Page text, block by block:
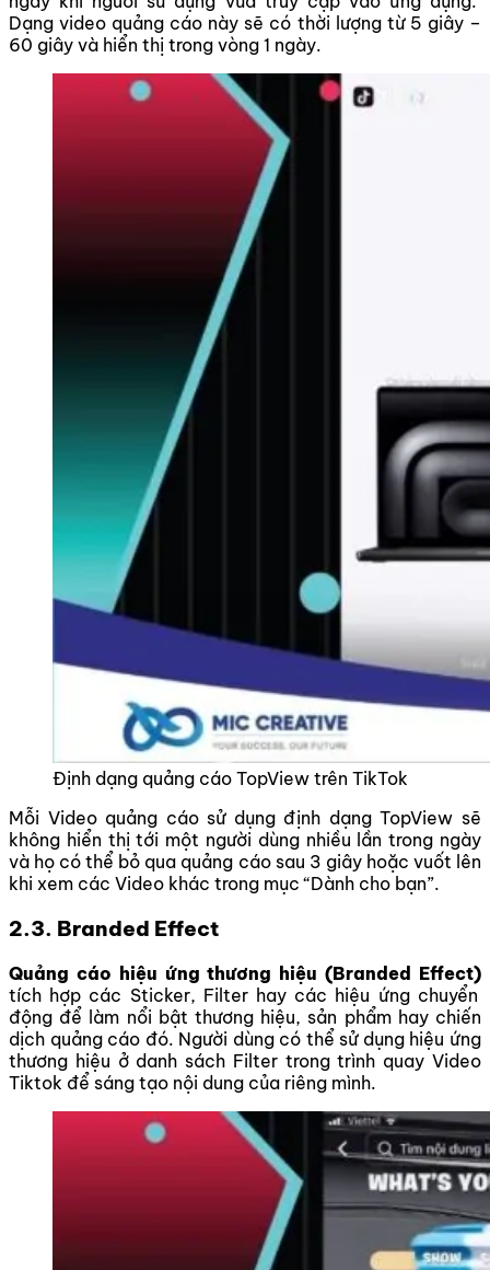
Dạng video quảng cáo này sẽ có thời lượng từ 5 giây –
60 giây và hiển thị trong vòng 1 ngày.
Định dạng quảng cáo TopView trên TikTok
Mỗi Video quảng cáo sử dụng định dạng TopView sẽ
không hiển thị tới một người dùng nhiều lần trong ngày
và họ có thể bỏ qua quảng cáo sau 3 giây hoặc vuốt lên
khi xem các Video khác trong mục “Dành cho bạn”.
2.3. Branded Effect
Quảng cáo hiệu ứng thương hiệu (Branded Effect)
tích hợp các Sticker, Filter hay các hiệu ứng chuyển
động để làm nổi bật thương hiệu, sản phẩm hay chiến
dịch quảng cáo đó. Người dùng có thể sử dụng hiệu ứng
thương hiệu ở danh sách Filter trong trình quay Video
Tiktok để sáng tạo nội dung của riêng mình.